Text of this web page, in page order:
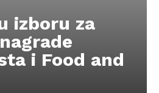
izboru za
i Food and